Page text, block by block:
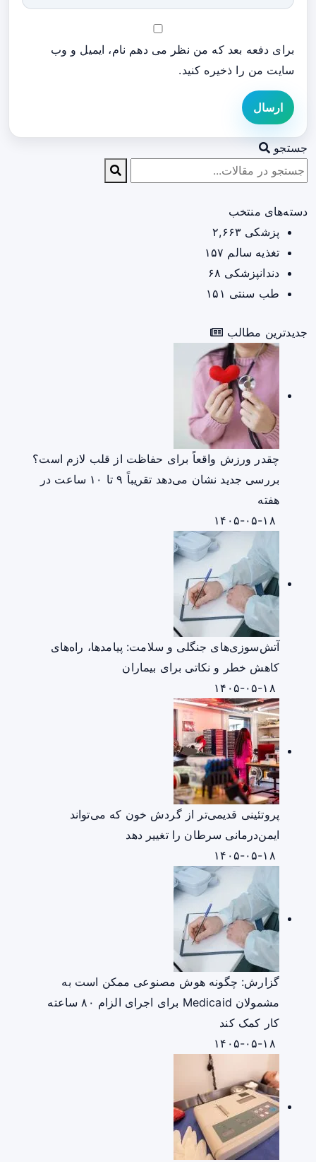
برای دفعه بعد که من نظر می دهم نام، ایمیل و وب
سایت من را ذخیره کنید.
ارسال
جستجو
دسته‌های منتخب
پزشکی ۲,۶۶۳
تغذیه سالم ۱۵۷
دندانپزشکی ۶۸
طب سنتی ۱۵۱
جدیدترین مطالب
چقدر ورزش واقعاً برای حفاظت از قلب لازم است؟
بررسی جدید نشان می‌دهد تقریباً ۹ تا ۱۰ ساعت در
هفته
آتش‌سوزی‌های جنگلی و سلامت: پیامدها، راه‌های
کاهش خطر و نکاتی برای بیماران
پروتئینی قدیمی‌تر از گردش خون که می‌تواند
ایمن‌درمانی سرطان را تغییر دهد
گزارش: چگونه هوش مصنوعی ممکن است به
مشمولان Medicaid برای اجرای الزام ۸۰ ساعته
کار کمک کند